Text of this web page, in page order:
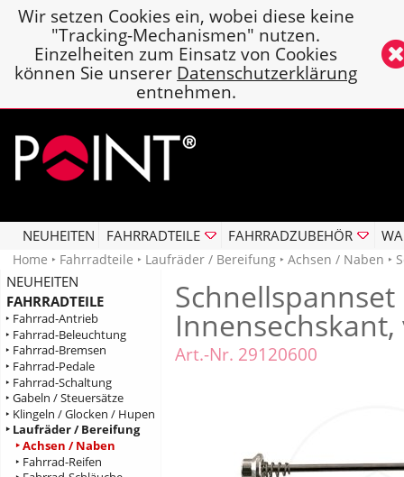
Wir setzen Cookies ein, wobei diese keine
"Tracking-Mechanismen" nutzen.
Einzelheiten zum Einsatz von Cookies
können Sie unserer Datenschutzerklärung
entnehmen.
NEUHEITEN FAHRRADTEILE FAHRRADZUBEHÖR
Home ‣ Fahrradteile ‣ Laufräder / Bereifung ‣ Achsen / Naben ‣
NEUHEITEN
FAHRRADTEILE
‣ Fahrrad-Antrieb
‣ Fahrrad-Beleuchtung
‣ Fahrrad-Bremsen
‣ Fahrrad-Pedale
‣ Fahrrad-Schaltung
‣ Gabeln / Steuersätze
‣ Klingeln / Glocken / Hupen
‣ Laufräder / Bereifung
‣ Achsen / Naben
‣ Fahrrad-Reifen
Art.-Nr. 29120600